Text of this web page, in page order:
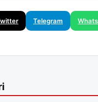
Telegram